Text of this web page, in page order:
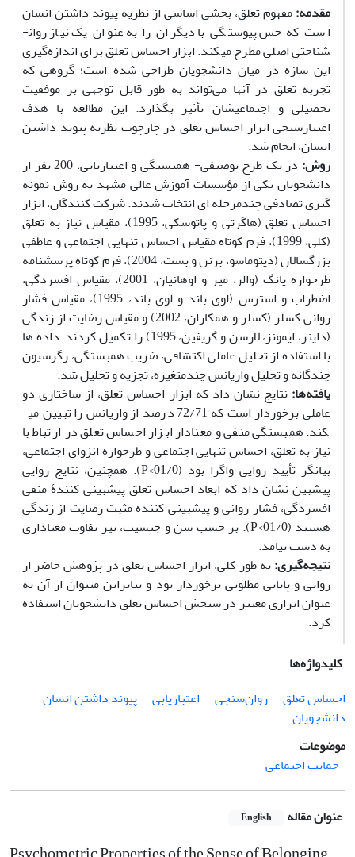
مقدمه:مفهوم تعلق، بخشی اساسی از نظریه پیوند داشتن انسان
است که حس پیوستگی با دیگران را به عنوان یک نیاز روان­
شناختی اصلی مطرح می­کند. ابزار احساس تعلق برای اندازه‌گیری
این سازه در میان دانشجویان طراحی شده است؛ گروهی که
تجربه تعلق در آن­ها می‌تواند به طور قابل توجهی بر موفقیت
تحصیلی و اجتماعی­شان تأثیر بگذارد. این مطالعه با هدف
اعتبارسنجی ابزار احساس تعلق در چارچوب نظریه پیوند داشتن
انسان، انجام شد.
روش‌:
در یک طرح توصیفی- همبستگی و اعتباریابی، 200 نفر از
دانشجویان یکی از مؤسسات آموزش عالی مشهد به روش نمونه
گیری تصادفی چندمرحله­ ای انتخاب شدند. شرکت­ کنندگان، ابزار
احساس تعلق (هاگرتی و پاتوسکی، 1995)، مقیاس نیاز به تعلق
(کلی، 1999)، فرم کوتاه مقیاس احساس تنهایی اجتماعی و عاطفی
بزرگسالان (دی­توماسو، برنن و بست، 2004)، فرم کوتاه پرسشنامه
طرحواره یانگ (والر، میر و اوهانیان، 2001)، مقیاس افسردگی،
اضطراب و استرس (لوی باند و لوی باند، 1995)، مقیاس فشار
روانی کسلر (کسلر و همکاران، 2002) و مقیاس رضایت از زندگی
(داینر، ایمونز، لارسن و گریفین، 1995) را تکمیل کردند. داده­ ها
با استفاده از تحلیل عاملی اکتشافی، ضریب همبستگی، رگرسیون
چندگانه و تحلیل واریانس چندمتغیره، تجزیه و تحلیل شد.
یافته‌ها: نتایج نشان داد که ابزار احساس تعلق، از ساختاری دو
عاملی برخوردار است که 72/71 درصد از واریانس را تبیین می­
کند. همبستگی منفی و معنادار ابزار احساس تعلق در ارتباط با
نیاز به تعلق، احساس تنهایی اجتماعی و طرحواره انزوای اجتماعی،
بیانگر تأیید روایی واگرا بود (01/0>P). همچنین، نتایج روایی
پیش­بین نشان داد که ابعاد احساس تعلق پیش­بینی کنندۀ منفی
افسردگی، فشار روانی و پیش­بینی کننده مثبت رضایت از زندگی
هستند (01/0>P). بر حسب سن و جنسیت، نیز تفاوت معناداری
به دست نیامد.
نتیجه‌گیری:به طور کلی، ابزار احساس تعلق در پژوهش حاضر از
روایی و پایایی مطلوبی برخوردار بود و بنابراین می­توان از آن به
عنوان ابزاری معتبر در سنجش احساس تعلق دانشجویان استفاده
کرد.
کلیدواژه‌ها
احساس تعلق
روان‌سنجی اعتباریابی
پیوند داشتن انسان
دانشجویان
موضوعات
حمایت اجتماعی
عنوان مقاله English